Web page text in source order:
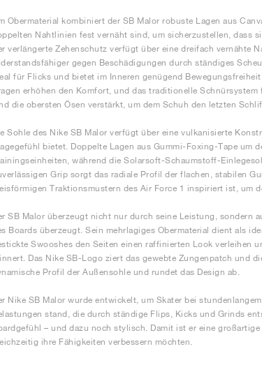
Obermaterial kombiniert der SB Malor robuste Lagen aus
Nahtlinien fest vernäht sind, um sicherzustellen, dass
verlängerte Zehenschutz verfügt über eine dreifach vernähte
gegen Beschädigungen durch ständiges
für Flicks und bietet im Inneren genügend
erhöhen den Komfort, und das traditionelle
die obersten Ösen verstärkt, um dem Schuh den letzten
Sohle des Nike SB Malor verfügt über eine vulkanisierte
bietet. Doppelte Lagen aus Gummi-Foxing-Tape um
während die Solarsoft-Schaumstoff-
Grip sorgt das radiale Profil der flachen, stabilen
Traktionsmustern des Air Force 1 inspiriert ist, um
SB Malor überzeugt nicht nur durch seine Leistung, sondern
Boards überzeugt. Sein mehrlagiges Obermaterial dient als
Swooshes den Seiten einen raffinierten Look verleihen
Das Nike SB-Logo ziert das gewebte Zungenpatch und
Profil der Außensohle und rundet das Design ab.
Nike SB Malor wurde entwickelt, um Skater bei
stand, die durch ständige Flips, Kicks und Grinds
– und dazu noch stylisch. Damit ist er eine
ihre Fähigkeiten verbessern möchten.